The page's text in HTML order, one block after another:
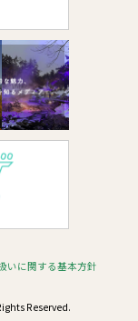
いに関する基本方針
Reserved.